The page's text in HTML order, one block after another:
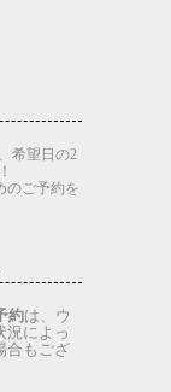
希望日の2
のご予約を
約は、ウ
況によっ
合もござ